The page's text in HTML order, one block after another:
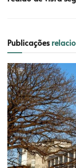
Publicações